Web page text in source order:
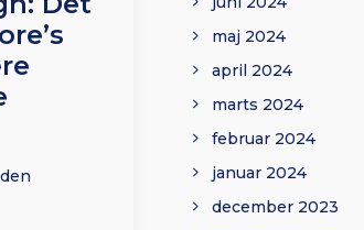
maj 2024
april 2024
marts 2024
februar 2024
januar 2024
december 2023